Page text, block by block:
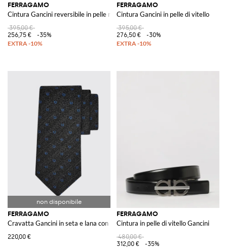
FERRAGAMO
Cintura Gancini reversibile in pelle martellata
395,00 €
256,75 €
-35%
FERRAGAMO
Cintura Gancini in pelle di vitello
395,00 €
276,50 €
-30%
FERRAGAMO
Cravatta Gancini in seta e lana con motivo chevron monogram
220,00 €
FERRAGAMO
Cintura in pelle di vitello Gancini
480,00 €
312,00 €
-35%